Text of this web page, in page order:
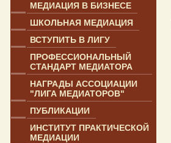
МЕДИАЦИЯ В БИЗНЕСЕ
ШКОЛЬНАЯ МЕДИАЦИЯ
ВСТУПИТЬ В ЛИГУ
ПРОФЕССИОНАЛЬНЫЙ
СТАНДАРТ МЕДИАТОРА
НАГРАДЫ АССОЦИАЦИИ
"ЛИГА МЕДИАТОРОВ"
ПУБЛИКАЦИИ
ИНСТИТУТ ПРАКТИЧЕСКОЙ
МЕДИАЦИИ